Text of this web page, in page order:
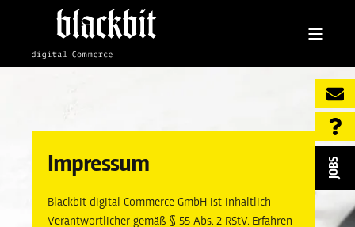
JOBS
Impressum
Blackbit digital Commerce GmbH ist inhaltlich
Verantwortlicher gemäß § 55 Abs. 2 RStV. Erfahren